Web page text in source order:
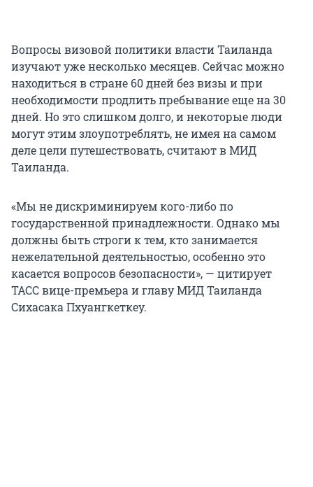
Вопросы визовой политики власти Таиланда
изучают уже несколько месяцев. Сейчас можно
находиться в стране 60 дней без визы и при
необходимости продлить пребывание еще на 30
дней. Но это слишком долго, и некоторые люди
могут этим злоупотреблять, не имея на самом
деле цели путешествовать, считают в МИД
Таиланда.
«Мы не дискриминируем кого-либо по
государственной принадлежности. Однако мы
должны быть строги к тем, кто занимается
нежелательной деятельностью, особенно это
касается вопросов безопасности», — цитирует
ТАСС вице-премьера и главу МИД Таиланда
Сихасака Пхуангкеткеу.